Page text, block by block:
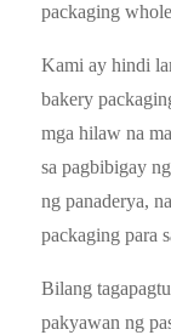
packaging
Kami ay hindi
bakery
mga hilaw na
sa pagbibigay
ng panaderya,
packaging para
Bilang
pakyawan ng